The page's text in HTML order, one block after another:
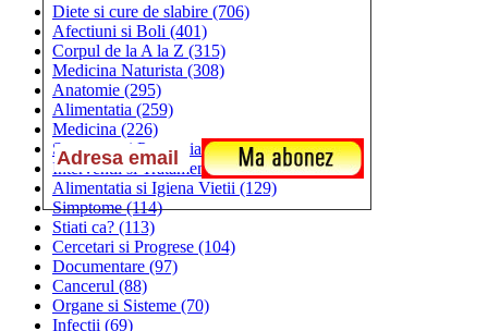
Diete si cure de slabire (706)
Afectiuni si Boli (401)
Corpul de la A la Z (315)
Medicina Naturista (308)
Anatomie (295)
Alimentatia (259)
Medicina (226)
Sanatatea si Preventia(170)
Interventii si Tratamente(167)
Alimentatia si Igiena Vietii (129)
Simptome(114)
Stiati ca? (113)
Cercetari si Progrese (104)
Documentare (97)
Cancerul (88)
Organe si Sisteme (70)
Infectii (69)